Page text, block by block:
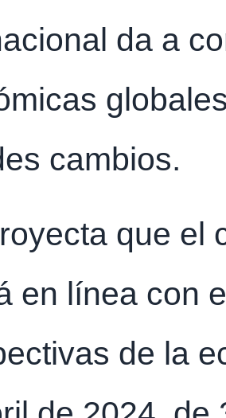
da a
cambios.
que el
en línea con
de la